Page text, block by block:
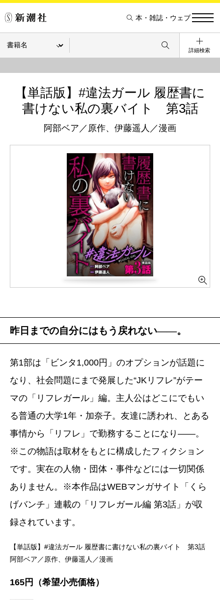
本・雑誌・ウェブ
詳細検索
【単話版】#違法ガール 履歴書に
書けない私の裏バイト 第3話
阿部ベア／原作、伊藤遥人／漫画
昨日までの自分にはもう戻れない――。
第1部は「ビンタ1,000円」のオプションが話題に
なり、社会問題にまで発展した“JKリフレ”がテー
マの「リフレガール」編。主人公はどこにでもい
る普通の大学1年・加奈子。友達に誘われ、とある
事情から「リフレ」で勤務することになり――。
※この物語は取材をもとに構成したフィクション
です。実在の人物・団体・事件などには一切関係
ありません。※本作品はWEBマンガサイト「くら
げバンチ」連載の「リフレガール編 第3話」が収
録されています。
【単話版】#違法ガール 履歴書に書けない私の裏バイト 第3話
阿部ベア／原作、伊藤遥人／漫画
165円（希望小売価格）